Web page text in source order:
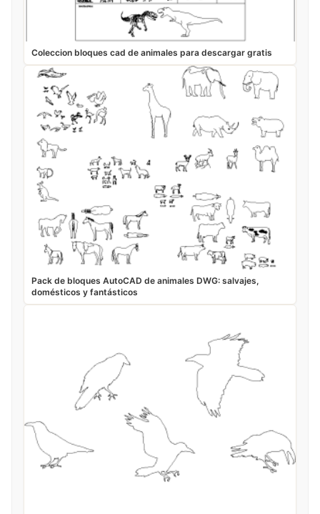
Coleccion bloques cad de animales para descargar gratis
Pack de bloques AutoCAD de animales DWG: salvajes,
domésticos y fantásticos